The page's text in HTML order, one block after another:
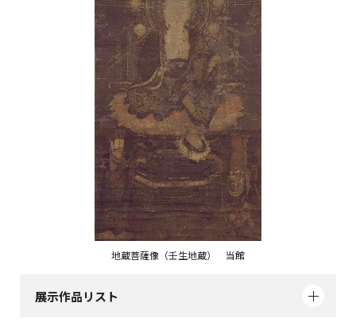
地蔵菩薩像（壬生地蔵） 当館
展示作品リスト